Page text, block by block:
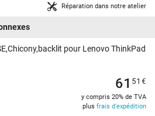
Réparation dans notre atelier
pour Lenovo ThinkPad
61 51 €
y compris 20% de TVA
plus frais d'expédition